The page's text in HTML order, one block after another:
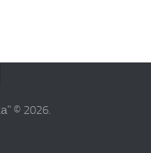
© 2026.